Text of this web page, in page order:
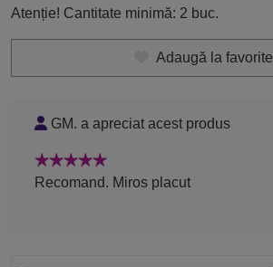
Atenție! Cantitate minimă: 2 buc.
Adaugă la favorite
GM. a apreciat acest produs
Recomand. Miros placut